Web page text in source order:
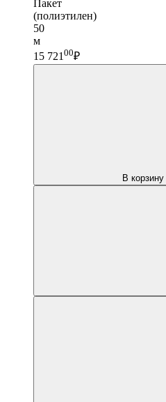
Пакет
(полиэтилен)
50
м
15 72100₽
В корзину